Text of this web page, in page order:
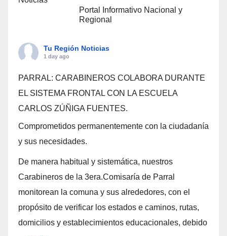
Portal Informativo Nacional y
Regional
Tu Región Noticias
1 day ago
PARRAL: CARABINEROS COLABORA DURANTE
EL SISTEMA FRONTAL CON LA ESCUELA
CARLOS ZÚÑIGA FUENTES.
Comprometidos permanentemente con la ciudadanía
y sus necesidades.
De manera habitual y sistemática, nuestros
Carabineros de la 3era.Comisaría de Parral
monitorean la comuna y sus alrededores, con el
propósito de verificar los estados e caminos, rutas,
domicilios y establecimientos educacionales, debido